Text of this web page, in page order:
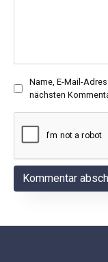
Name, E-Mail-
nächsten